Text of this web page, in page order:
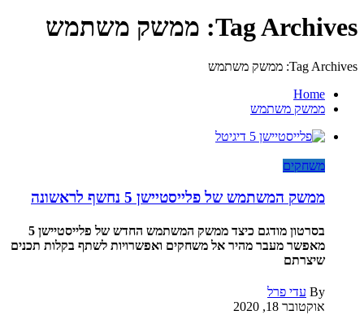
Tag Archives: ממשק משתמש
Tag Archives: ממשק משתמש
Home
ממשק משתמש
משחקים
ממשק המשתמש של פלייסטיישן 5 נחשף לראשונה
בסרטון מודגם כיצד ממשק המשתמש החדש של פלייסטיישן 5
מאפשר מעבר מהיר אל משחקים ואפשרויות לשתף בקלות תכנים
שיצרתם
By עדי פרל
אוקטובר 18, 2020